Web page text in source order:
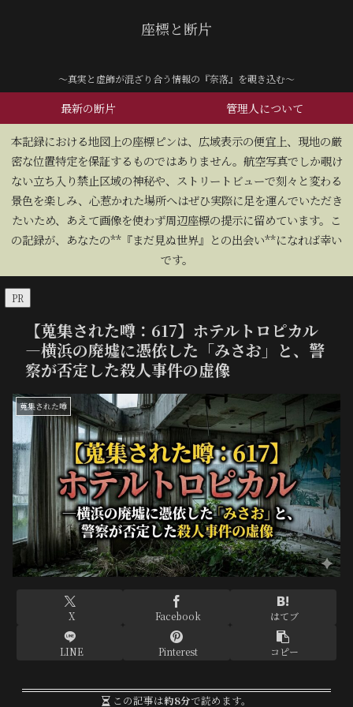
座標と断片
～真実と虚飾が混ざり合う情報の『奈落』を覗き込む～
最新の断片 管理人について
​本記録における地図上の座標ピンは、広域表示の便宜上、現地の厳
密な位置特定を保証するものではありません。航空写真でしか覗け
ない立ち入り禁止区域の神秘や、ストリートビューで刻々と変わる
景色を楽しみ、心惹かれた場所へはぜひ実際に足を運んでいただき
たいため、あえて画像を使わず周辺座標の提示に留めています。こ
の記録が、あなたの**『まだ見ぬ世界』との出会い**になれば幸い
です。
PR
【蒐集された噂：617】ホテルトロピカル
―横浜の廃墟に憑依した「みさお」と、警
察が否定した殺人事件の虚像
蒐集された噂
X Facebook はてブ
LINE Pinterest コピー
この記事は約8分で読めます。